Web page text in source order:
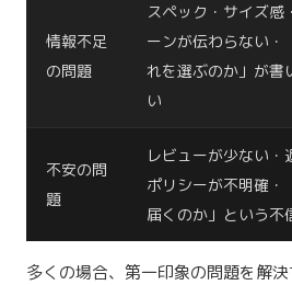
情報不足
の問題
スペック・サイズ感
ーンが伝わらない・
れを選ぶのか」が書
い
不安の問
題
レビューが少ない・
ポリシーが不明確・
届くのか」という不
多くの場合、第一印象の問題を解